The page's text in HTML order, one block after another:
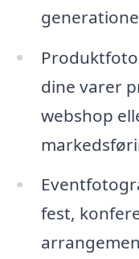
dine varer
webshop
fest,